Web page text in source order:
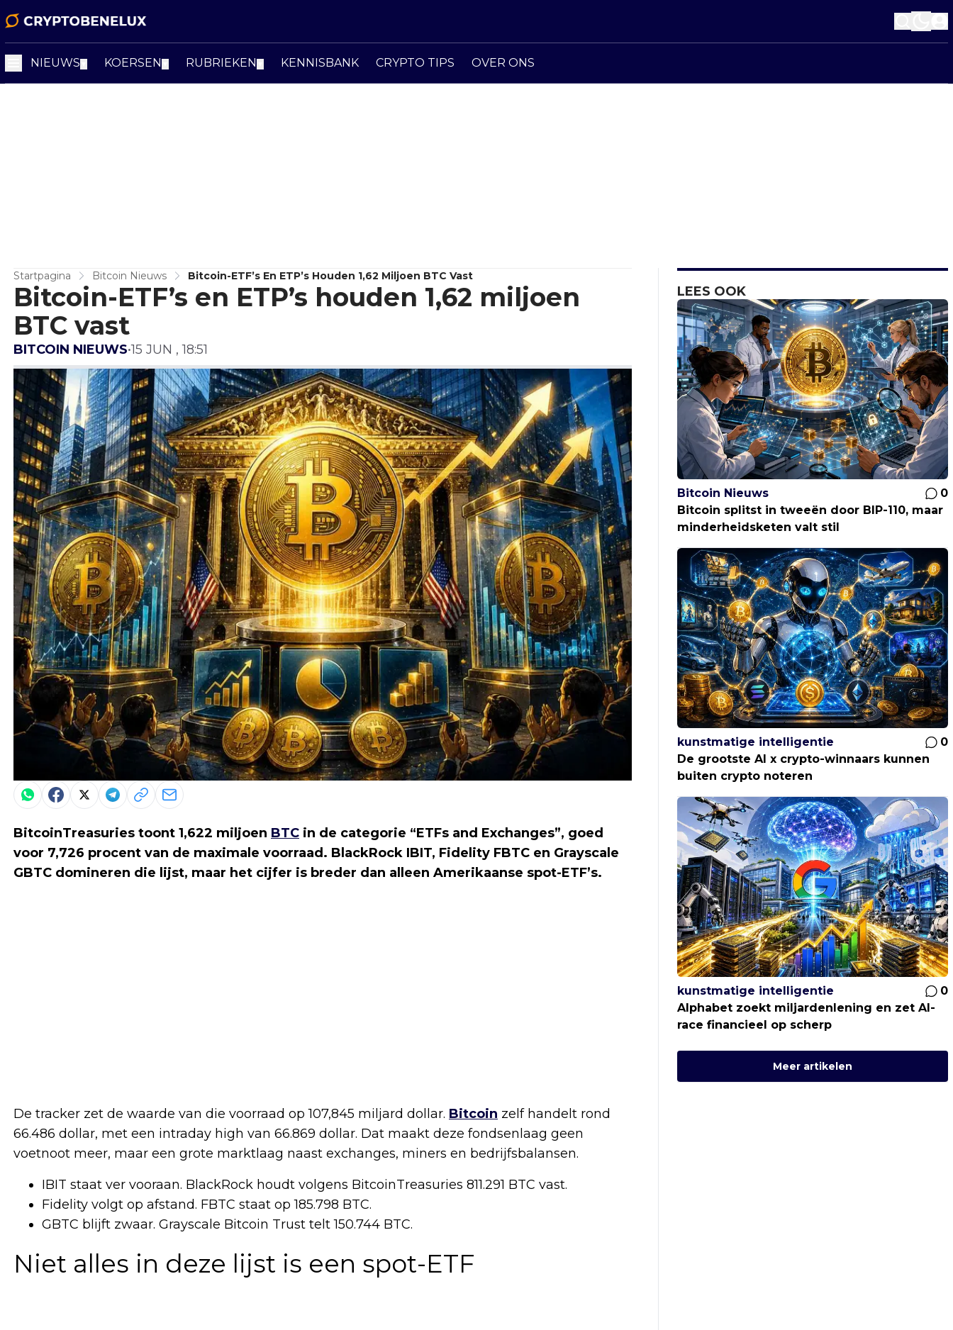
NIEUWS KOERSEN RUBRIEKEN KENNISBANK CRYPTO TIPS OVER ONS
Startpagina Bitcoin Nieuws Bitcoin-ETF’s En ETP’s Houden 1,62 Miljoen BTC Vast
Bitcoin-ETF’s en ETP’s houden 1,62 miljoen
BTC vast
BITCOIN NIEUWS•15 JUN , 18:51
BitcoinTreasuries toont 1,622 miljoen BTC in de categorie “ETFs and Exchanges”, goed
voor 7,726 procent van de maximale voorraad. BlackRock IBIT, Fidelity FBTC en Grayscale
GBTC domineren die lijst, maar het cijfer is breder dan alleen Amerikaanse spot-ETF’s.
De tracker zet de waarde van die voorraad op 107,845 miljard dollar. Bitcoin zelf handelt rond
66.486 dollar, met een intraday high van 66.869 dollar. Dat maakt deze fondsenlaag geen
voetnoot meer, maar een grote marktlaag naast exchanges, miners en bedrijfsbalansen.
IBIT staat ver vooraan. BlackRock houdt volgens BitcoinTreasuries 811.291 BTC vast.
Fidelity volgt op afstand. FBTC staat op 185.798 BTC.
GBTC blijft zwaar. Grayscale Bitcoin Trust telt 150.744 BTC.
Niet alles in deze lijst is een spot-ETF
LEES OOK
Bitcoin Nieuws
0
Bitcoin splitst in tweeën door BIP-110, maar
minderheidsketen valt stil
kunstmatige intelligentie
0
De grootste AI x crypto-winnaars kunnen
buiten crypto noteren
kunstmatige intelligentie
0
Alphabet zoekt miljardenlening en zet AI-
race financieel op scherp
Meer artikelen